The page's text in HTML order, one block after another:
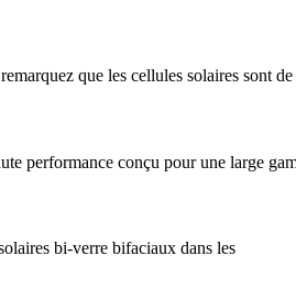
que les cellules solaires sont
performance conçu pour une large
bi-verre bifaciaux dans les